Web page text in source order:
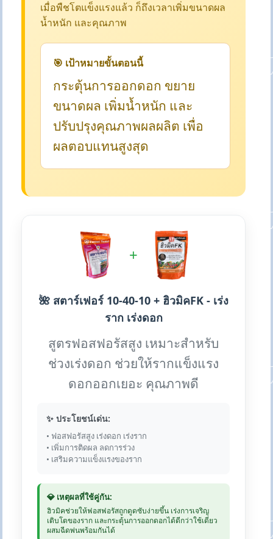
เมื่อพืชโตแข็งแรงแล้ว ก็ถึงเวลาเพิ่มขนาดผล
น้ำหนัก และคุณภาพ
🎯 เป้าหมายขั้นตอนนี้
กระตุ้นการออกดอก ขยาย
ขนาดผล เพิ่มน้ำหนัก และ
ปรับปรุงคุณภาพผลผลิต เพื่อ
ผลตอบแทนสูงสุด
+
🌺 สตาร์เฟอร์ 10-40-10 + ฮิวมิคFK - เร่ง
ราก เร่งดอก
สูตรฟอสฟอรัสสูง เหมาะสำหรับ
ช่วงเร่งดอก ช่วยให้รากแข็งแรง
ดอกออกเยอะ คุณภาพดี
✨ ประโยชน์เด่น:
• ฟอสฟอรัสสูง เร่งดอก เร่งราก
• เพิ่มการติดผล ลดการร่วง
• เสริมความแข็งแรงของราก
💎 เหตุผลที่ใช้คู่กัน:
ฮิวมิคช่วยให้ฟอสฟอรัสถูกดูดซับง่ายขึ้น เร่งการเจริญ
เติบโตของราก และกระตุ้นการออกดอกได้ดีกว่าใช้เดี่ยว
ผสมฉีดพ่นพร้อมกันได้